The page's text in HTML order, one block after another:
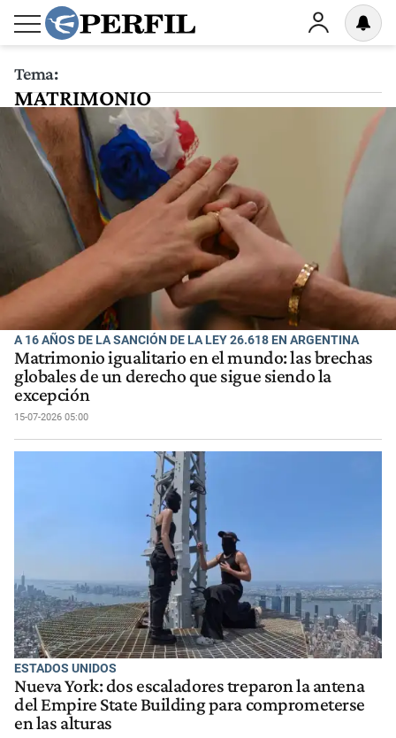
Tema:
MATRIMONIO
A 16 AÑOS DE LA SANCIÓN DE LA LEY 26.618 EN ARGENTINA
Matrimonio igualitario en el mundo: las brechas
globales de un derecho que sigue siendo la
excepción
15-07-2026 05:00
ESTADOS UNIDOS
Nueva York: dos escaladores treparon la antena
del Empire State Building para comprometerse
en las alturas